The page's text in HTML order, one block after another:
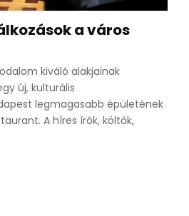
a város
kiváló alakjainak
új, kulturális
legmagasabb épületének
A híres írók, költők,